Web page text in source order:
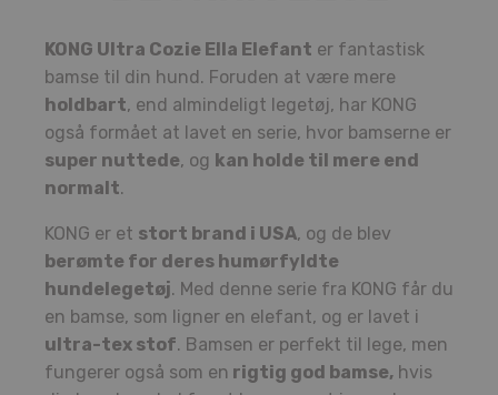
KONG Ultra Cozie Ella Elefant er fantastisk
bamse til din hund. Foruden at være mere
holdbart, end almindeligt legetøj, har KONG
også formået at lavet en serie, hvor bamserne er
super nuttede, og kan holde til mere end
normalt.
KONG er et stort brand i USA, og de blev
berømte for deres humørfyldte
hundelegetøj. Med denne serie fra KONG får du
en bamse, som ligner en elefant, og er lavet i
ultra-tex stof. Bamsen er perfekt til lege, men
fungerer også som en rigtig god bamse, hvis